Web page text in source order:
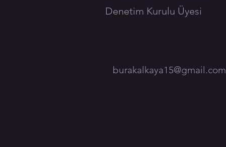
Denetim Kurulu Üyesi
burakalkaya15@gmail.com